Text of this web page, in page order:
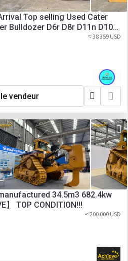
Top selling Used Cater
Bulldozer D6r D8r D11n D10n
hydraulic Dozer
≈ 38 359 USD
vendeur
34.5m3 682.4kw
】 TOP CONDITION!!!
≈ 200 000 USD